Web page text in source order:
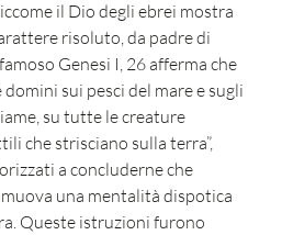
il Dio degli ebrei mostra
risoluto, da padre di
Genesi I, 26 afferma che
domini sui pesci del mare e sugli
su tutte le creature
che strisciano sulla terra”,
a concluderne che
una mentalità dispotica
Queste istruzioni furono